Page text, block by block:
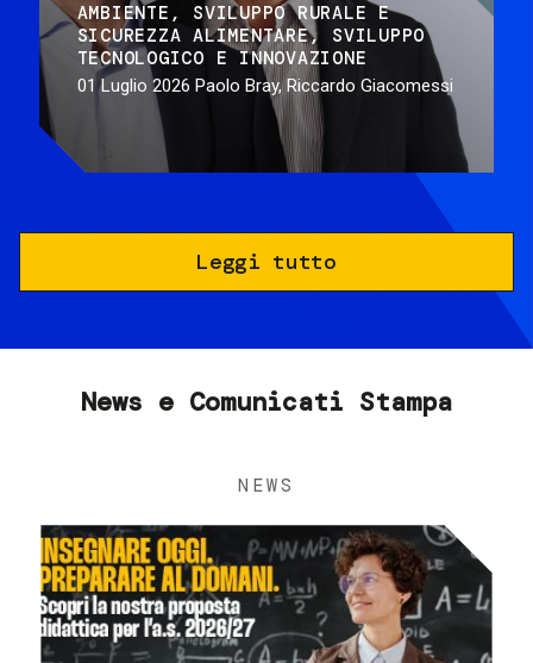
AMBIENTE
SVILUPPO RURALE E
SICUREZZA ALIMENTARE
SVILUPPO
TECNOLOGICO E INNOVAZIONE
01 Luglio 2026 Paolo Bray, Riccardo Giacomessi
Leggi tutto
News e Comunicati Stampa
NEWS